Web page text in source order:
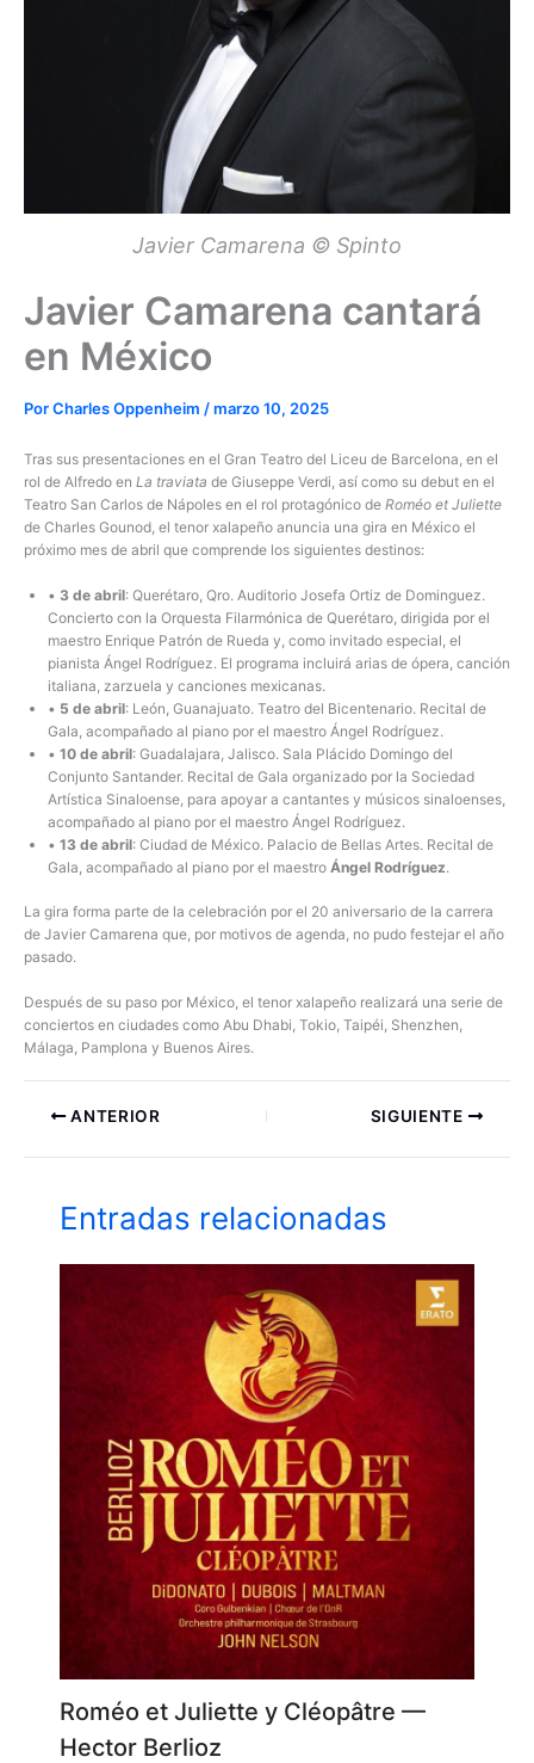
Javier Camarena © Spinto
Javier Camarena cantará
en México
PorCharles Oppenheim /marzo 10, 2025
Tras sus presentaciones en el Gran Teatro del Liceu de Barcelona, en el
rol de Alfredo en La traviata de Giuseppe Verdi, así como su debut en el
Teatro San Carlos de Nápoles en el rol protagónico de Roméo et Juliette
de Charles Gounod, el tenor xalapeño anuncia una gira en México el
próximo mes de abril que comprende los siguientes destinos:
• 3 de abril: Querétaro, Qro. Auditorio Josefa Ortiz de Dominguez.
Concierto con la Orquesta Filarmónica de Querétaro, dirigida por el
maestro Enrique Patrón de Rueda y, como invitado especial, el
pianista Ángel Rodríguez. El programa incluirá arias de ópera, canción
italiana, zarzuela y canciones mexicanas.
• 5 de abril: León, Guanajuato. Teatro del Bicentenario. Recital de
Gala, acompañado al piano por el maestro Ángel Rodríguez.
• 10 de abril: Guadalajara, Jalisco. Sala Plácido Domingo del
Conjunto Santander. Recital de Gala organizado por la Sociedad
Artística Sinaloense, para apoyar a cantantes y músicos sinaloenses,
acompañado al piano por el maestro Ángel Rodríguez.
• 13 de abril: Ciudad de México. Palacio de Bellas Artes. Recital de
Gala, acompañado al piano por el maestro Ángel Rodríguez.
La gira forma parte de la celebración por el 20 aniversario de la carrera
de Javier Camarena que, por motivos de agenda, no pudo festejar el año
pasado.
Después de su paso por México, el tenor xalapeño realizará una serie de
conciertos en ciudades como Abu Dhabi, Tokio, Taipéi, Shenzhen,
Málaga, Pamplona y Buenos Aires.
ANTERIOR SIGUIENTE
Entradas relacionadas
Roméo et Juliette y Cléopâtre —
Hector Berlioz